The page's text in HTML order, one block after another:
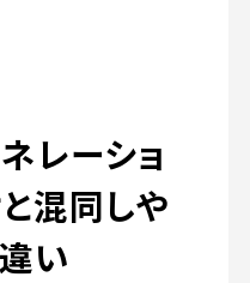
レーショ
混同しや
い